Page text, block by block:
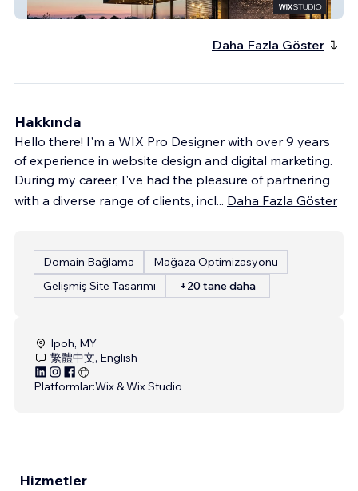
Profusion
Daha Fazla Göster
Hakkında
Hello there! I'm a WIX Pro Designer with over 9 years
of experience in website design and digital marketing.
During my career, I've had the pleasure of partnering
with a diverse range of clients, incl... Daha Fazla Göster
Domain Bağlama
Mağaza Optimizasyonu
Gelişmiş Site Tasarımı
+20 tane daha
Ipoh, MY
繁體中文, English
Platformlar:Wix & Wix Studio
Hizmetler